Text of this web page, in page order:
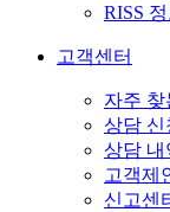
RISS
고객센터
자주 찾
상담 신
상담 내
고객제
신고센